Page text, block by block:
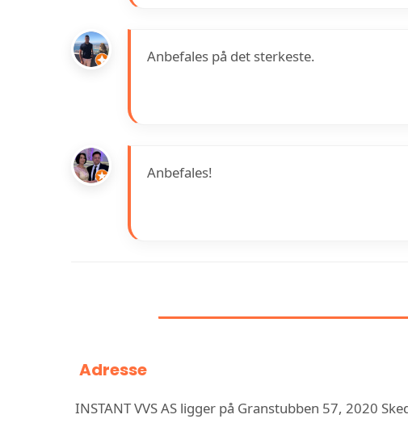
Anbefales på det sterkeste.
Anbefales!
Adresse
INSTANT VVS AS ligger på Granstubben 57, 2020